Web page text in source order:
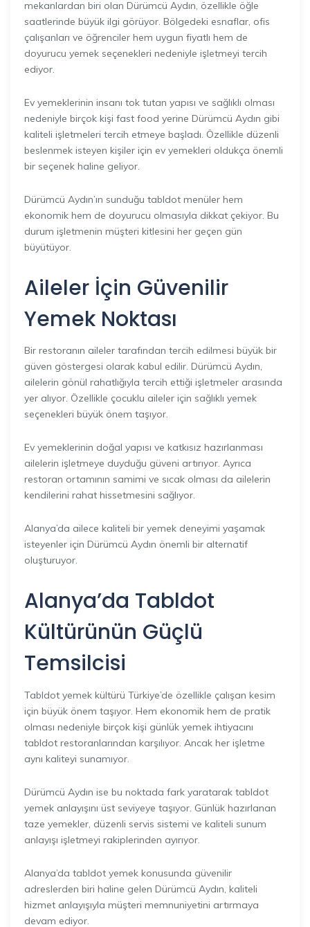
mekanlardan biri olan Dürümcü Aydın, özellikle öğle
saatlerinde büyük ilgi görüyor. Bölgedeki esnaflar, ofis
çalışanları ve öğrenciler hem uygun fiyatlı hem de
doyurucu yemek seçenekleri nedeniyle işletmeyi tercih
ediyor.
Ev yemeklerinin insanı tok tutan yapısı ve sağlıklı olması
nedeniyle birçok kişi fast food yerine Dürümcü Aydın gibi
kaliteli işletmeleri tercih etmeye başladı. Özellikle düzenli
beslenmek isteyen kişiler için ev yemekleri oldukça önemli
bir seçenek haline geliyor.
Dürümcü Aydın’ın sunduğu tabldot menüler hem
ekonomik hem de doyurucu olmasıyla dikkat çekiyor. Bu
durum işletmenin müşteri kitlesini her geçen gün
büyütüyor.
Aileler İçin Güvenilir
Yemek Noktası
Bir restoranın aileler tarafından tercih edilmesi büyük bir
güven göstergesi olarak kabul edilir. Dürümcü Aydın,
ailelerin gönül rahatlığıyla tercih ettiği işletmeler arasında
yer alıyor. Özellikle çocuklu aileler için sağlıklı yemek
seçenekleri büyük önem taşıyor.
Ev yemeklerinin doğal yapısı ve katkısız hazırlanması
ailelerin işletmeye duyduğu güveni artırıyor. Ayrıca
restoran ortamının samimi ve sıcak olması da ailelerin
kendilerini rahat hissetmesini sağlıyor.
Alanya’da ailece kaliteli bir yemek deneyimi yaşamak
isteyenler için Dürümcü Aydın önemli bir alternatif
oluşturuyor.
Alanya’da Tabldot
Kültürünün Güçlü
Temsilcisi
Tabldot yemek kültürü Türkiye’de özellikle çalışan kesim
için büyük önem taşıyor. Hem ekonomik hem de pratik
olması nedeniyle birçok kişi günlük yemek ihtiyacını
tabldot restoranlarından karşılıyor. Ancak her işletme
aynı kaliteyi sunamıyor.
Dürümcü Aydın ise bu noktada fark yaratarak tabldot
yemek anlayışını üst seviyeye taşıyor. Günlük hazırlanan
taze yemekler, düzenli servis sistemi ve kaliteli sunum
anlayışı işletmeyi rakiplerinden ayırıyor.
Alanya’da tabldot yemek konusunda güvenilir
adreslerden biri haline gelen Dürümcü Aydın, kaliteli
hizmet anlayışıyla müşteri memnuniyetini artırmaya
devam ediyor.